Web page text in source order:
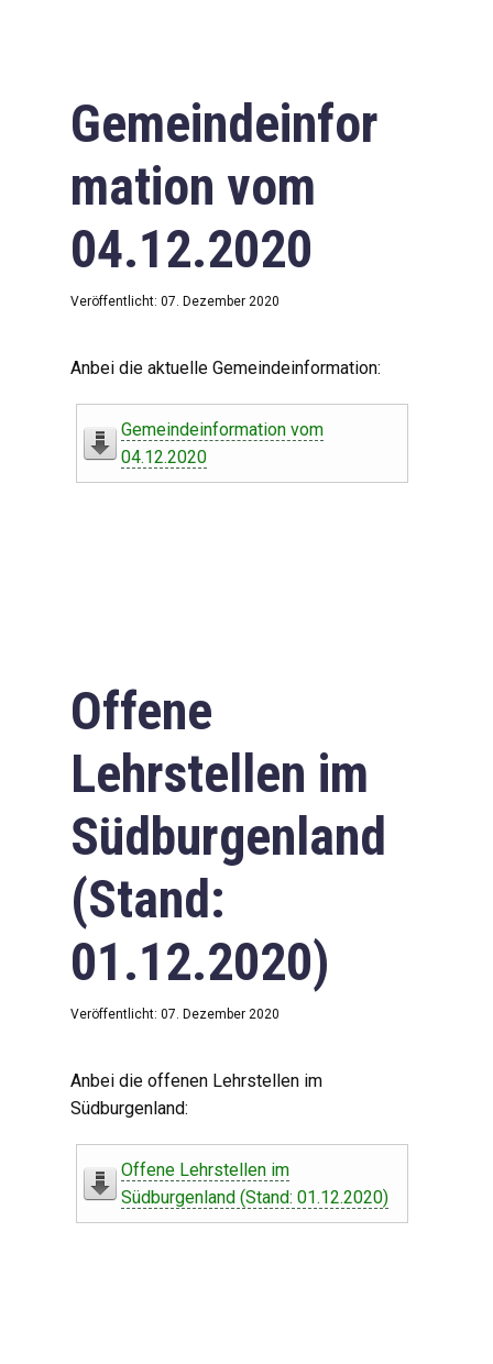
Gemeindeinfor
mation vom
04.12.2020
Veröffentlicht: 07. Dezember 2020
Anbei die aktuelle Gemeindeinformation:
Gemeindeinformation vom
04.12.2020
Offene
Lehrstellen im
Südburgenland
(Stand:
01.12.2020)
Veröffentlicht: 07. Dezember 2020
Anbei die offenen Lehrstellen im
Südburgenland:
Offene Lehrstellen im
Südburgenland (Stand: 01.12.2020)